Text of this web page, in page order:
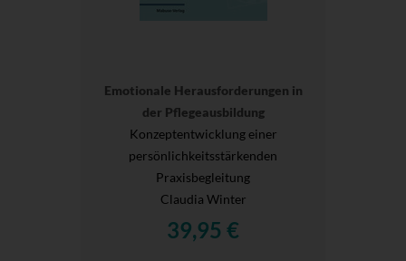
Emotionale Herausforderungen in
der Pflegeausbildung
Konzeptentwicklung einer
persönlichkeitsstärkenden
Praxisbegleitung
Claudia Winter
39,95 €